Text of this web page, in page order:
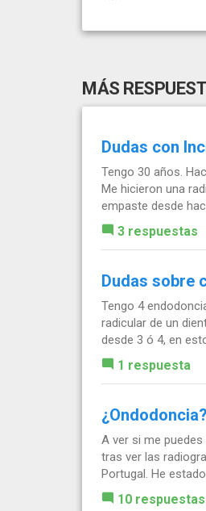
MÁS
Dudas con
Tengo 30 años.
Me hicieron una
empaste desde
3 respuestas
Dudas sobre
Tengo 4
radicular de un
desde 3 ó 4, en
1 respuesta
¿Ondodoncia?
A ver si me
tras ver las
Portugal. He
10 respuestas